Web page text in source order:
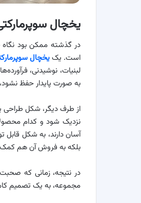
یخچال
در گذشته ممکن بود نگاه
است. یکیخچال
لبنیات، نوشیدنی،
به صورت پایدار حفظ
از طرف دیگر، شکل طراحی
نزدیک شود و کدام
آسان دارند، به شکل
بلکه به فروش آن هم
در نتیجه، زمانی که
مجموعه، به یک تصمیم